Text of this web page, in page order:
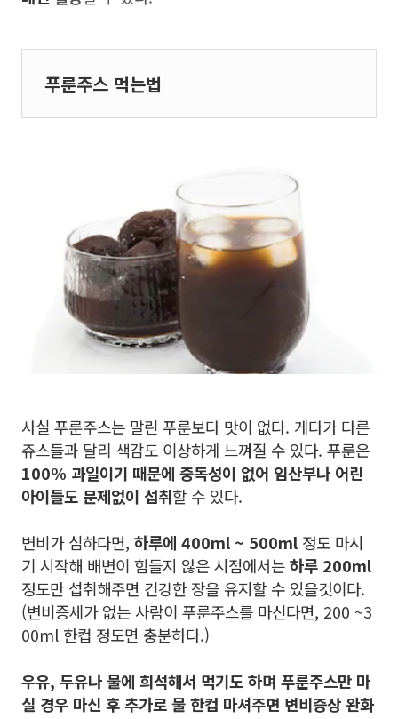
푸룬주스 먹는법
사실 푸룬주스는 말린 푸룬보다 맛이 없다. 게다가 다른
쥬스들과 달리 색감도 이상하게 느껴질 수 있다. 푸룬은
100% 과일이기 때문에 중독성이 없어 임산부나 어린
아이들도 문제없이 섭취할 수 있다.
변비가 심하다면, 하루에 400ml ~ 500ml 정도 마시
기 시작해 배변이 힘들지 않은 시점에서는하루 200ml
정도만 섭취해주면 건강한 장을 유지할 수 있을것이다.
(변비증세가 없는 사람이 푸룬주스를 마신다면, 200 ~3
00ml 한컵 정도면 충분하다.)
우유, 두유나 물에 희석해서 먹기도 하며 푸룬주스만 마
실 경우 마신 후 추가로 물 한컵 마셔주면 변비증상 완화